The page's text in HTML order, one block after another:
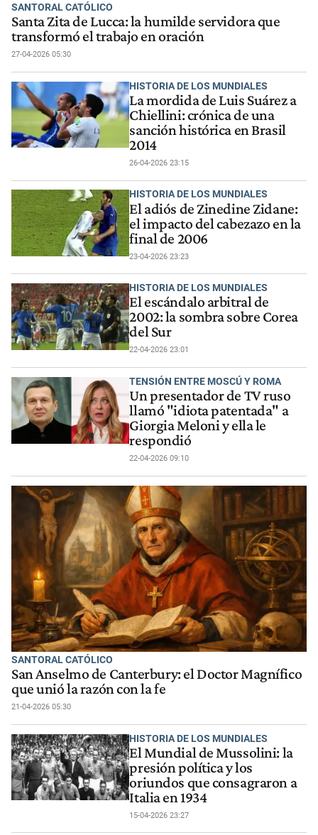
SANTORAL CATÓLICO
Santa Zita de Lucca: la humilde servidora que
transformó el trabajo en oración
27-04-2026 05:30
HISTORIA DE LOS MUNDIALES
La mordida de Luis Suárez a
Chiellini: crónica de una
sanción histórica en Brasil
2014
26-04-2026 23:15
HISTORIA DE LOS MUNDIALES
El adiós de Zinedine Zidane:
el impacto del cabezazo en la
final de 2006
23-04-2026 23:23
HISTORIA DE LOS MUNDIALES
El escándalo arbitral de
2002: la sombra sobre Corea
del Sur
22-04-2026 23:01
TENSIÓN ENTRE MOSCÚ Y ROMA
Un presentador de TV ruso
llamó "idiota patentada" a
Giorgia Meloni y ella le
respondió
22-04-2026 09:10
SANTORAL CATÓLICO
San Anselmo de Canterbury: el Doctor Magnífico
que unió la razón con la fe
21-04-2026 05:30
HISTORIA DE LOS MUNDIALES
El Mundial de Mussolini: la
presión política y los
oriundos que consagraron a
Italia en 1934
15-04-2026 23:27